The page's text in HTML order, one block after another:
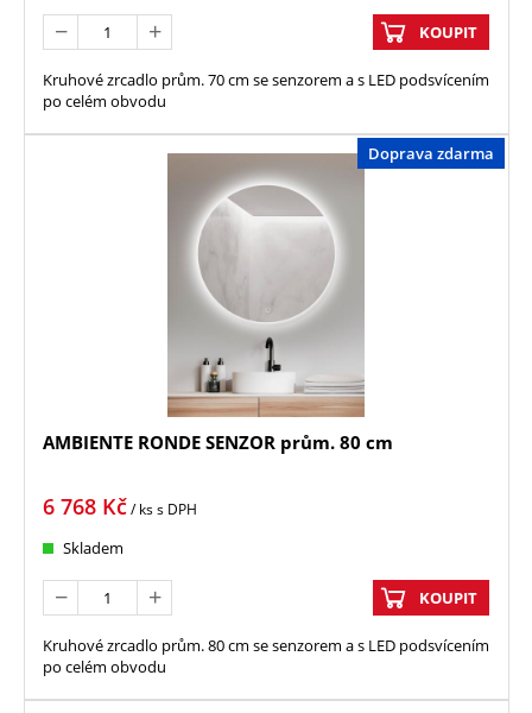
KOUPIT
Kruhové zrcadlo prům. 70 cm se senzorem a s LED podsvícením
po celém obvodu
Doprava zdarma
AMBIENTE RONDE SENZOR prům. 80 cm
6 768 Kč/ kss DPH
Skladem
KOUPIT
Kruhové zrcadlo prům. 80 cm se senzorem a s LED podsvícením
po celém obvodu